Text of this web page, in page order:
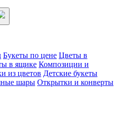
Букеты по цене Цветы в
в ящике Композиции и
из цветов Детские букеты
шары Открытки и конверты